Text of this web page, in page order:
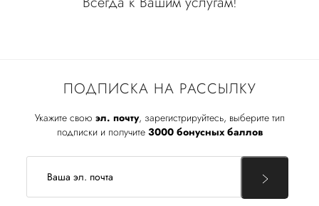
ПОДПИСКА НА РАССЫЛКУ
Укажите свою эл. почту, зарегистрируйтесь, выберите тип
подписки и получите 3000 бонусных баллов